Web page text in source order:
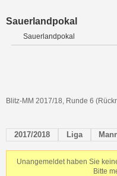
Sauerlandpokal
Sauerlandpokal
Blitz-MM 2017/18, Runde 6
2017/2018 Liga
Unangemeldet haben Sie
Bitte